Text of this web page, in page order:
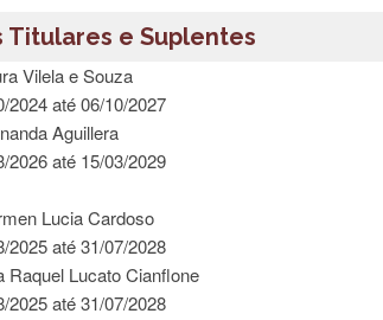
Titulares e Suplentes
Vilela e Souza
2024 até 06/10/2027
Aguillera
2026 até 15/03/2029
Lucia Cardoso
2025 até 31/07/2028
Raquel Lucato Cianflone
2025 até 31/07/2028